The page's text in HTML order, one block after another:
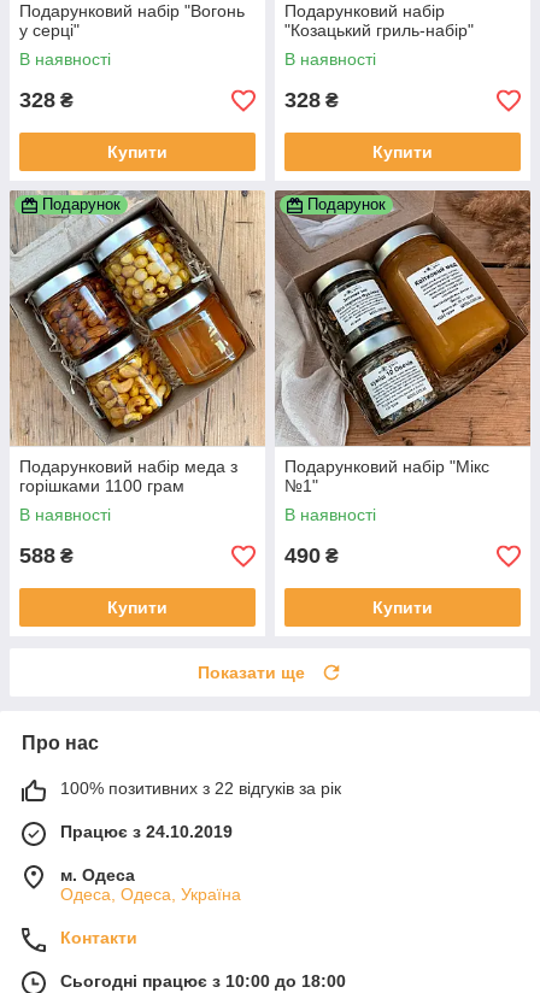
Подарунковий набір "Вогонь
у серці"
В наявності
328 ₴
Купити
Подарунковий набір
"Козацький гриль-набір"
В наявності
328 ₴
Купити
Подарунок
Подарунковий набір меда з
горішками 1100 грам
В наявності
588 ₴
Купити
Подарунок
Подарунковий набір "Мікс
№1"
В наявності
490 ₴
Купити
Показати ще
Про нас
100% позитивних з 22 відгуків за рік
Працює з 24.10.2019
м. Одеса
Одеса, Одеса, Україна
Контакти
Сьогодні працює з 10:00 до 18:00